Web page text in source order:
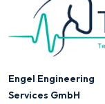
Engel Engineering
Services GmbH